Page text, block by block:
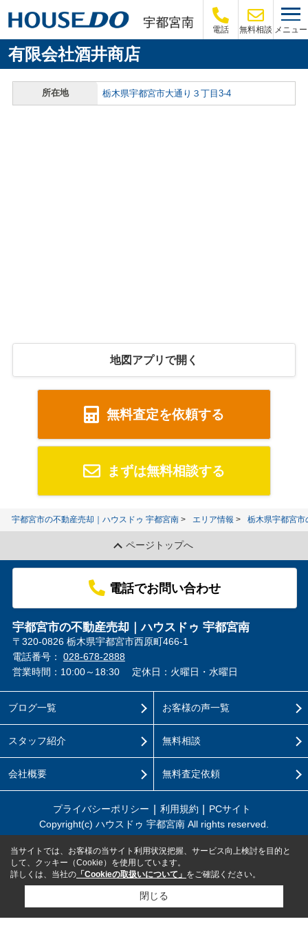
電話 無料相談 メニュー
有限会社酒井商店
所在地 栃木県宇都宮市大通り３丁目3-4
地図アプリで開く
無料査定を依頼する
まずは無料相談する
宇都宮市の不動産売却｜ハウスドゥ 宇都宮南 エリア情報 栃木県宇都宮市
ページトップへ
電話でお問い合わせ
宇都宮市の不動産売却｜ハウスドゥ 宇都宮南
〒320-0826 栃木県宇都宮市西原町466-1
電話番号： 028-678-2888
営業時間：10:00～18:30
定休日：火曜日・水曜日
ブログ一覧
スタッフ紹介
会社概要
お客様の声一覧
無料相談
無料査定依頼
プライバシーポリシー 利用規約
PCサイト
Copyright(c) ハウスドゥ 宇都宮南 All rights reserved.
当サイトでは、お客様の当サイト利用状況把握、サービス向上検討を目的と
して、クッキー（Cookie）を使用しています。
詳しくは、当社の 「Cookieの取扱いについて」 をご確認ください。
閉じる